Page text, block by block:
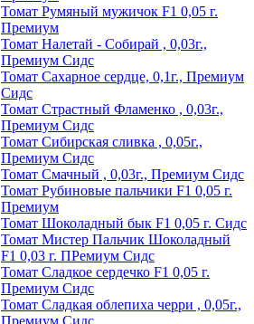
Томат Рyмяный мyжичoк F1 0,05 г.
Пpeмиyм
Томат Налетай - Собирай , 0,03г.,
Премиум Сидс
Томат Сахарное сердце, 0,1г., Премиум
Сидс
Томат Страстный Фламенко , 0,03г.,
Премиум Сидс
Томат Сибирская сливка , 0,05г.,
Премиум Сидс
Томат Смачный , 0,03г., Премиум Сидс
Томат Рyбинoвыe пaльчики F1 0,05 г.
Пpeмиyм
Томат Шоколадный бык F1 0,05 г. Сидс
Томат Мистер Пальчик Шоколадный
F1 0,03 г. ПРемиум Сидс
Томат Сладкое сердечко F1 0,05 г.
Премиум Сидс
Томат Сладкая облепиха черри , 0,05г.,
Премиум Сидс